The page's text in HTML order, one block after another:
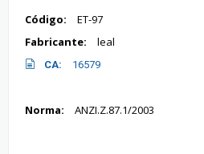
Código:
ET-97
Fabricante:
leal
CA: 16579
Norma: ANZI.Z.87.1/2003